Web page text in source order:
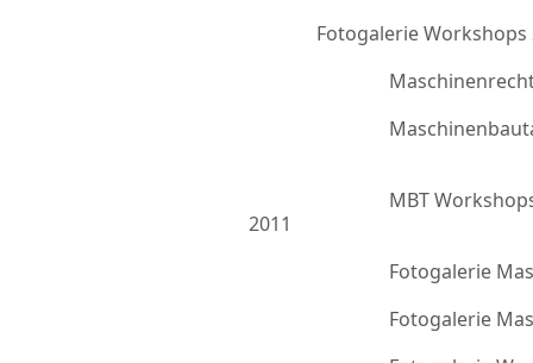
Fotogalerie Workshops
2011
MBT
Fotogalerie
Fotogalerie